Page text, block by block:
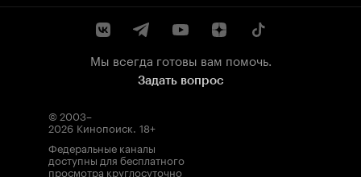
Мы всегда готовы вам помочь.
Задать вопрос
© 2003–
2026 Кинопоиск. 18+
Федеральные каналы
доступны для бесплатного
просмотра круглосуточно